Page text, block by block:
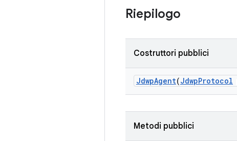
Riepilogo
Costruttori pubblici
JdwpAgent(JdwpProtocol
Metodi pubblici